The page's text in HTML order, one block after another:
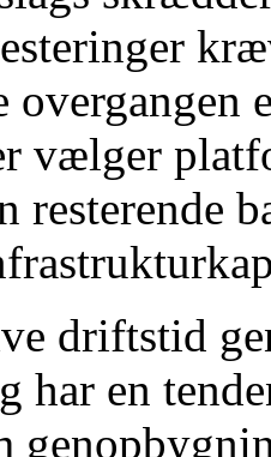
overgangen
vælger
resterende
driftstid
har en